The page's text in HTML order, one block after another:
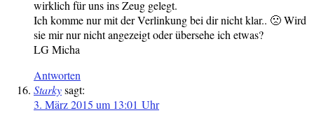
wirklich für uns ins Zeug gelegt.
Ich komme nur mit der Verlinkung bei dir nicht klar.. 🙁 Wird
sie mir nur nicht angezeigt oder übersehe ich etwas?
LG Micha
Antworten
Starkysagt:
3. März 2015 um 13:01 Uhr